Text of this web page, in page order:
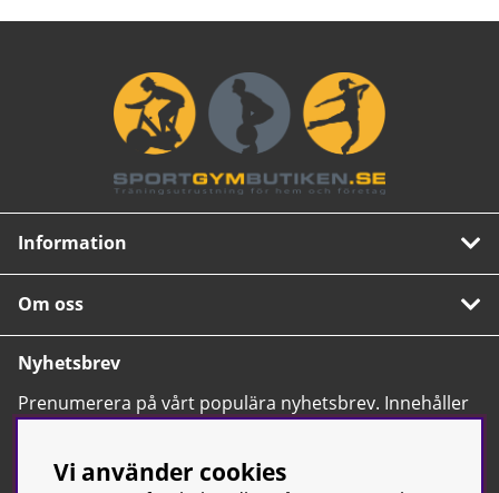
Information
Om oss
Nyhetsbrev
Prenumerera på vårt populära nyhetsbrev. Innehåller
tips, nyheter och våra allra bästa erbjudanden.
Vi använder cookies